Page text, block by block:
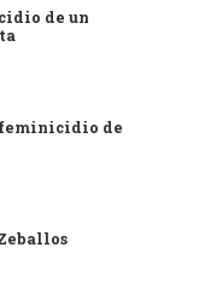
de un
de